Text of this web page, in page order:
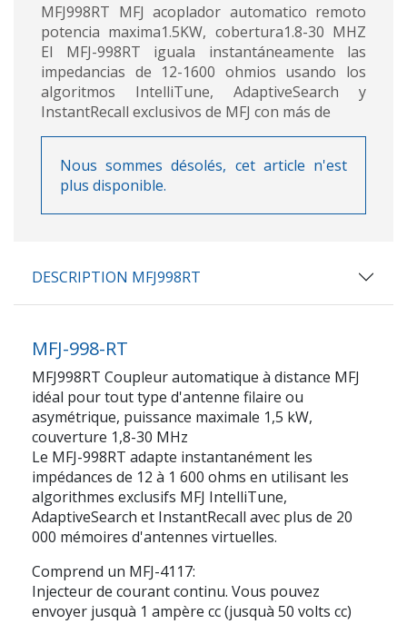
MFJ998RT MFJ acoplador automatico remoto
potencia maxima1.5KW, cobertura1.8-30 MHZ
El MFJ-998RT iguala instantáneamente las
impedancias de 12-1600 ohmios usando los
algoritmos IntelliTune, AdaptiveSearch y
InstantRecall exclusivos de MFJ con más de
Nous sommes désolés, cet article n'est
plus disponible.
DESCRIPTION MFJ998RT
MFJ-998-RT
MFJ998RT Coupleur automatique à distance MFJ
idéal pour tout type d'antenne filaire ou
asymétrique, puissance maximale 1,5 kW,
couverture 1,8-30 MHz
Le MFJ-998RT adapte instantanément les
impédances de 12 à 1 600 ohms en utilisant les
algorithmes exclusifs MFJ IntelliTune,
AdaptiveSearch et InstantRecall avec plus de 20
000 mémoires d'antennes virtuelles.
Comprend un MFJ-4117:
Injecteur de courant continu. Vous pouvez
envoyer jusquà 1 ampère cc (jusquà 50 volts cc)